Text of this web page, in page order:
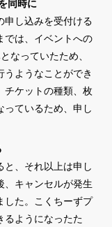
同時に
申し込みを受付ける
では、イベントへの
なっていたため、
ようなことができ
チケットの種類、枚
っているため、申し
と、それ以上は申し
、キャンセルが発生
した。こくちーずプ
るようになったた